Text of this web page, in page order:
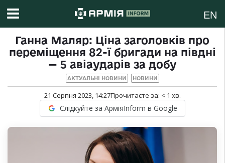
EN
Ганна Маляр: Ціна заголовків про
переміщення 82-ї бригади на півдні
— 5 авіаударів за добу
АКТУАЛЬНІ НОВИНИ НОВИНИ
21 Серпня 2023, 14:27Прочитаєте за: < 1 хв.
Слідкуйте за АрміяInform в Google